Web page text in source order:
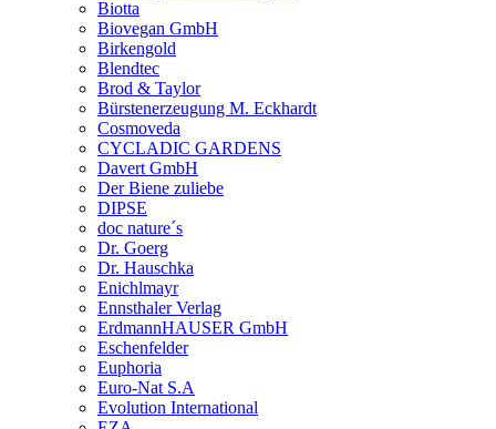
Biotta
Biovegan GmbH
Birkengold
Blendtec
Brod & Taylor
Bürstenerzeugung M. Eckhardt
Cosmoveda
CYCLADIC GARDENS
Davert GmbH
Der Biene zuliebe
DIPSE
doc nature´s
Dr. Goerg
Dr. Hauschka
Enichlmayr
Ennsthaler Verlag
ErdmannHAUSER GmbH
Eschenfelder
Euphoria
Euro-Nat S.A
Evolution International